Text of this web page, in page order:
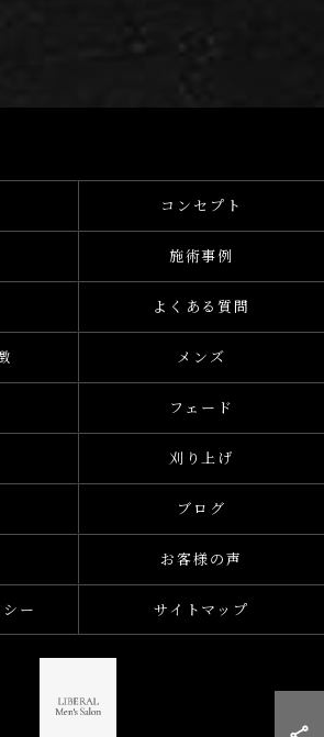
コンセプト
施術事例
よくある質問
メンズ
フェード
刈り上げ
ブログ
お客様の声
ー サイトマップ